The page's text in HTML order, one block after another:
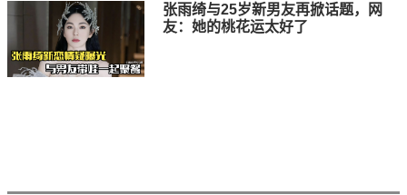
张雨绮与25岁新男友再掀话题，网
友：她的桃花运太好了